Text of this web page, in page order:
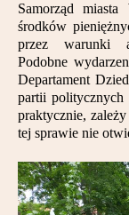
Partnerzy
Kontakt
Samorząd
środków
przez warunki
Podobne
Departament
partii politycznych
praktycznie,
tej sprawie nie